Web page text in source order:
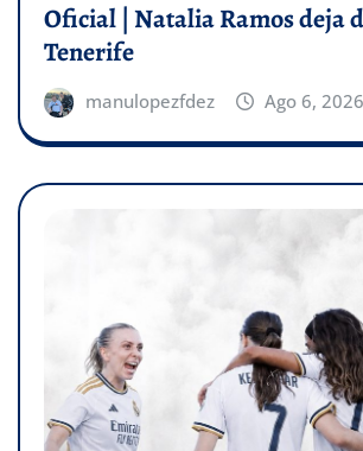
Oficial | Natalia Ramos deja
Tenerife
manulopezfdez Ago 6, 2026